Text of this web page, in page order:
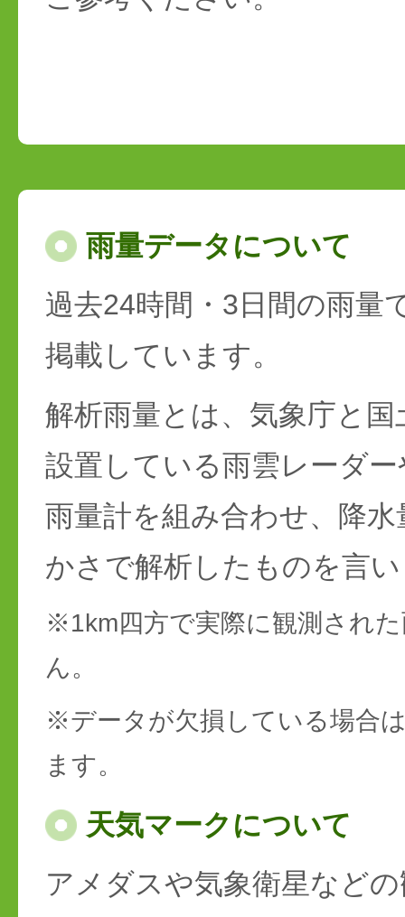
雨量データについて
過去24時間・3日間の雨量
掲載しています。
解析雨量とは、気象庁と
設置している雨雲レーダ
雨量計を組み合わせ、降
かさで解析したものを言
※1km四方で実際に観測され
ん。
※データが欠損している場合
ます。
天気マークについて
アメダスや気象衛星など